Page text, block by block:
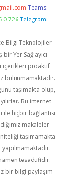
Teams:
0 726 Telegram:
Bilgi Teknolojileri
Yer Sağlayıcı
içerikleri proaktif
bulunmamaktadır.
taşımakta olup,
Bu internet
hiçbir bağlantısı
makaleler
taşımamakta
tesadüfidir.
bir bilgi paylaşım